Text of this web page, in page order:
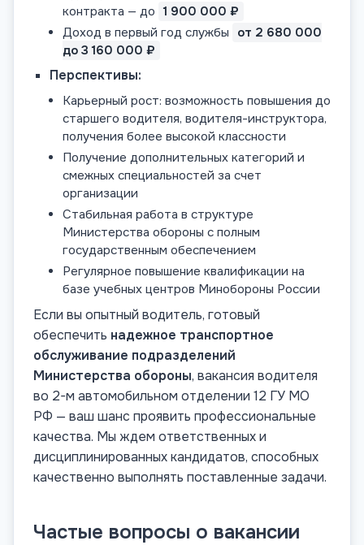
контракта — до 1 900 000 ₽
Доход в первый год службы от 2 680 000
до 3 160 000 ₽
Перспективы:
Карьерный рост: возможность повышения до
старшего водителя, водителя-инструктора,
получения более высокой классности
Получение дополнительных категорий и
смежных специальностей за счет
организации
Стабильная работа в структуре
Министерства обороны с полным
государственным обеспечением
Регулярное повышение квалификации на
базе учебных центров Минобороны России
Если вы опытный водитель, готовый
обеспечить надежное транспортное
обслуживание подразделений
Министерства обороны, вакансия водителя
во 2-м автомобильном отделении 12 ГУ МО
РФ — ваш шанс проявить профессиональные
качества. Мы ждем ответственных и
дисциплинированных кандидатов, способных
качественно выполнять поставленные задачи.
Частые вопросы о вакансии